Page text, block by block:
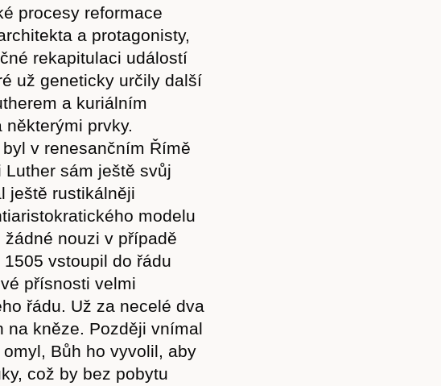
procesy reformace
a protagonisty,
rekapitulaci událostí
už geneticky určily další
a kuriálním
prvky.
v renesančním Římě
sám ještě svůj
ještě rustikálněji
modelu
žádné nouzi v případě
vstoupil do řádu
přísnosti velmi
řádu. Už za necelé dva
na kněze. Později vnímal
Bůh ho vyvolil, aby
což by bez pobytu